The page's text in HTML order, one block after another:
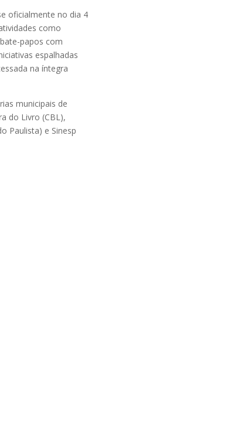
oficialmente no dia 4
como
papos com
espalhadas
na íntegra
municipais de
do Livro (CBL),
Paulista) e Sinesp